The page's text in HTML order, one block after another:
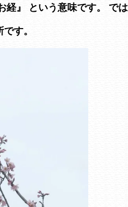
経』 という意味です。 では
す。